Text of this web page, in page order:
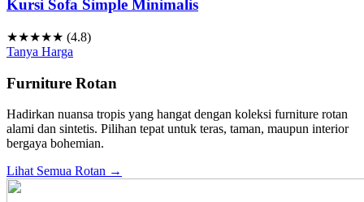
Kursi Sofa Simple Minimalis
★★★★★ (4.8)
Tanya Harga
Furniture Rotan
Hadirkan nuansa tropis yang hangat dengan koleksi furniture rotan
alami dan sintetis. Pilihan tepat untuk teras, taman, maupun interior
bergaya bohemian.
Lihat Semua Rotan →